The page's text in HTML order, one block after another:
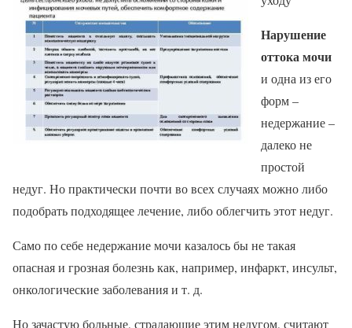
Нарушение
оттока мочи
и одна из его
форм –
недержание –
далеко не
простой
недуг. Но практически почти во всех случаях можно либо
подобрать подходящее лечение, либо облегчить этот недуг.
Само по себе недержание мочи казалось бы не такая
опасная и грозная болезнь как, например, инфаркт, инсульт,
онкологические заболевания и т. д.
Но зачастую больные, страдающие этим недугом, считают